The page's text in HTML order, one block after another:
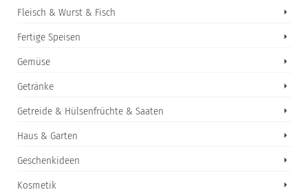
Fleisch & Wurst & Fisch
Fertige Speisen
Gemüse
Getränke
Getreide & Hülsenfrüchte & Saaten
Haus & Garten
Geschenkideen
Kosmetik